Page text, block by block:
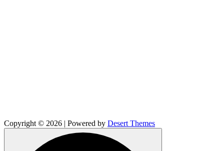
Copyright © 2026 | Powered by Desert Themes